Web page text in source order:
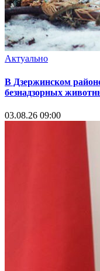
Актуально
В Дзержинском
безнадзорных
03.08.26 09:00